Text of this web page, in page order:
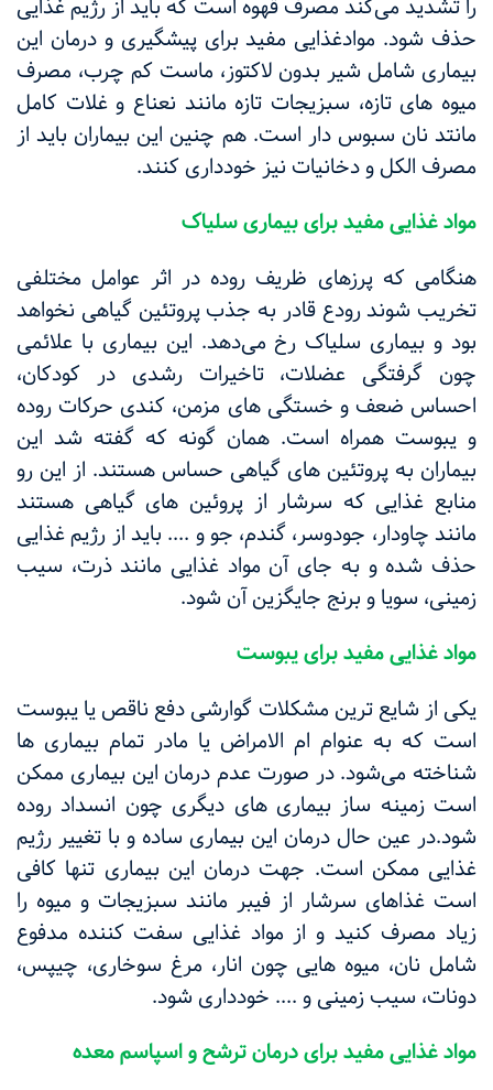
را تشدید می‌کند مصرف قهوه است که باید از رژیم غذایی
حذف شود. موادغذایی مفید برای پیشگیری و درمان این
بیماری شامل شیر بدون لاکتوز، ماست کم چرب، مصرف
میوه های تازه، سبزیجات تازه مانند نعناع و غلات کامل
مانتد نان سبوس دار است. هم چنین این بیماران باید از
مصرف الکل و دخانیات نیز خودداری‌ کنند.
مواد غذایی مفید برای بیماری سلیاک
هنگامی که پرزهای ظریف روده در اثر عوامل مختلفی
تخریب شوند رودع قادر به جذب پروتئین گیاهی نخواهد
بود و بیماری سلیاک رخ می‌دهد. این بیماری با علائمی
چون گرفتگی عضلات، تاخیرات رشدی در کودکان،
احساس ضعف و خستگی های مزمن، کندی حرکات روده
و یبوست همراه است. همان گونه که گفته شد این
بیماران به پروتئین های گیاهی حساس هستند‌. از این رو
منابع غذایی که سرشار از پروئین های گیاهی هستند
مانند چاودار، جودوسر، گندم، جو و .... باید از رژیم غذایی
حذف شده و به جای آن مواد غذایی مانند ذرت، سیب
زمینی، سویا و برنج جایگزین آن شود.
مواد غذایی مفید برای یبوست
یکی از شایع ترین مشکلات گوارشی دفع ناقص یا یبوست
است که به عنوام ام الامراض یا مادر تمام بیماری ها
شناخته می‌شود. در صورت عدم درمان این بیماری ممکن
است زمینه ساز بیماری های دیگری چون انسداد روده
شود.در عین حال درمان این بیماری ساده و با تغییر رژیم
غذایی ممکن است. جهت درمان این بیماری تنها کافی
است غذاهای سرشار از فیبر مانند سبزیجات و میوه را
زیاد مصرف کنید و از مواد غذایی سفت کننده مدفوع
شامل نان، میوه هایی چون انار، مرغ سوخاری، چیپس،
دونات، سیب زمینی و .... خودداری شود.
مواد غذایی مفید برای درمان ترشح و اسپاسم معده